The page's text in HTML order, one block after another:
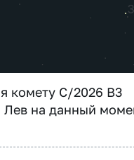
комету C/2026 B3
Лев на данный